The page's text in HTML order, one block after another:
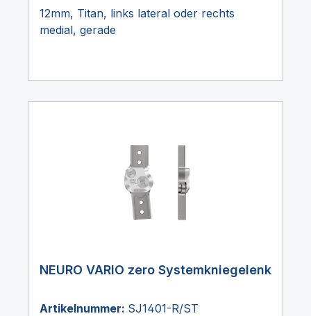
12mm, Titan, links lateral oder rechts
medial, gerade
NEURO VARIO zero Systemkniegelenk
Artikelnummer: SJ1401-R/ST